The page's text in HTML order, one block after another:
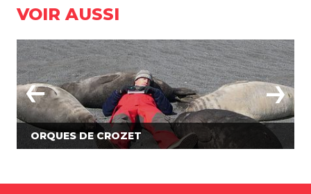
VOIR AUSSI
ORQUES DE CROZET